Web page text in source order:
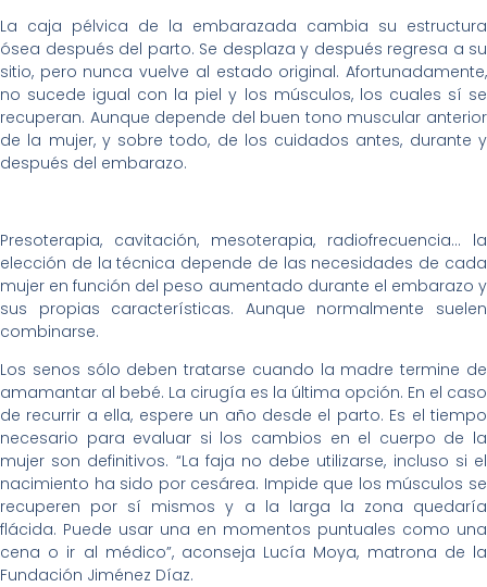
La caja pélvica de la embarazada cambia su estructura
ósea después del parto. Se desplaza y después regresa a su
sitio, pero nunca vuelve al estado original. Afortunadamente,
no sucede igual con la piel y los músculos, los cuales sí se
recuperan. Aunque depende del buen tono muscular anterior
de la mujer, y sobre todo, de los cuidados antes, durante y
después del embarazo.
Presoterapia, cavitación, mesoterapia, radiofrecuencia… la
elección de la técnica depende de las necesidades de cada
mujer en función del peso aumentado durante el embarazo y
sus propias características. Aunque normalmente suelen
combinarse.
Los senos sólo deben tratarse cuando la madre termine de
amamantar al bebé. La cirugía es la última opción. En el caso
de recurrir a ella, espere un año desde el parto. Es el tiempo
necesario para evaluar si los cambios en el cuerpo de la
mujer son definitivos. “La faja no debe utilizarse, incluso si el
nacimiento ha sido por cesárea. Impide que los músculos se
recuperen por sí mismos y a la larga la zona quedaría
flácida. Puede usar una en momentos puntuales como una
cena o ir al médico”, aconseja Lucía Moya, matrona de la
Fundación Jiménez Díaz.